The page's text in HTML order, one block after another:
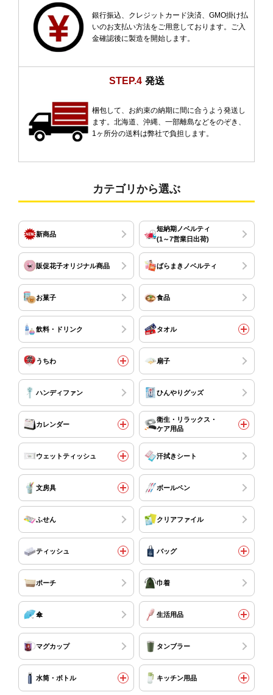
銀行振込、クレジットカード決済、GMO掛け払
いのお支払い方法をご用意しております。ご入
金確認後に製造を開始します。
STEP.4 発送
梱包して、お約束の納期に間に合うよう発送し
ます。北海道、沖縄、一部離島などをのぞき、
1ヶ所分の送料は弊社で負担します。
カテゴリから選ぶ
新商品
短納期ノベルティ
(1～7営業日出荷)
販促花子オリジナル商品 ばらまきノベルティ
お菓子 食品
飲料・ドリンク タオル
うちわ 扇子
ハンディファン ひんやりグッズ
カレンダー
衛生・リラックス・
ケア用品
ウェットティッシュ 汗拭きシート
文房具 ボールペン
ふせん クリアファイル
ティッシュ バッグ
ポーチ 巾着
傘 生活用品
マグカップ タンブラー
水筒・ボトル キッチン用品